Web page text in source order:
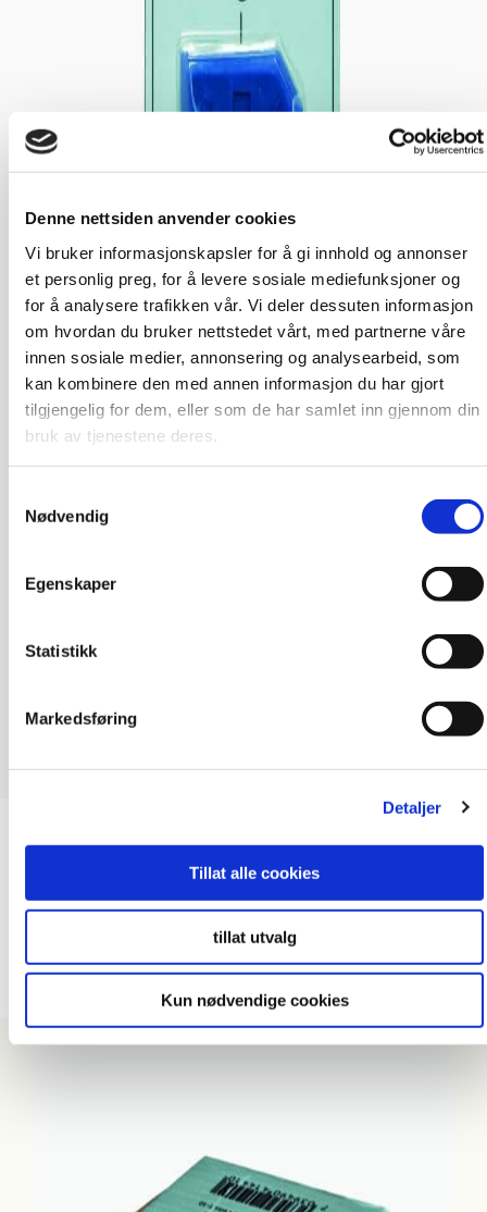
Denne nettsiden anvender cookies
Vi bruker informasjonskapsler for å gi innhold og annonser
et personlig preg, for å levere sosiale mediefunksjoner og
for å analysere trafikken vår. Vi deler dessuten informasjon
om hvordan du bruker nettstedet vårt, med partnerne våre
innen sosiale medier, annonsering og analysearbeid, som
kan kombinere den med annen informasjon du har gjort
tilgjengelig for dem, eller som de har samlet inn gjennom din
bruk av tjenestene deres.
Nødvendig
Egenskaper
Statistikk
Markedsføring
Detaljer
Tillat alle cookies
tillat utvalg
Kun nødvendige cookies
Fugekloss – Fibo Sealing Tools
Artikkelnummer: 400582